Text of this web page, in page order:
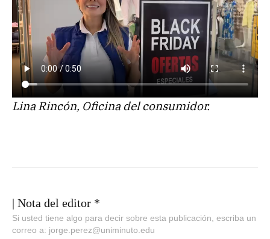
Lina Rincón, Oficina del consumidor.
| Nota del editor *
Si usted tiene algo para decir sobre esta publicación, escriba un
correo a: jorge.perez@uniminuto.edu